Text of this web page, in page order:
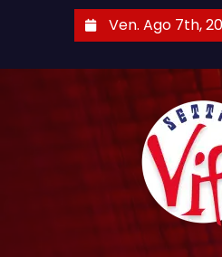
Ven. Ago 7th,